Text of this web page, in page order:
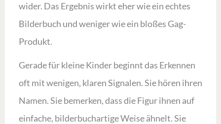
wider. Das Ergebnis wirkt eher wie ein echtes
Bilderbuch und weniger wie ein bloßes Gag-
Produkt.
Gerade für kleine Kinder beginnt das Erkennen
oft mit wenigen, klaren Signalen. Sie hören ihren
Namen. Sie bemerken, dass die Figur ihnen auf
einfache, bilderbuchartige Weise ähnelt. Sie